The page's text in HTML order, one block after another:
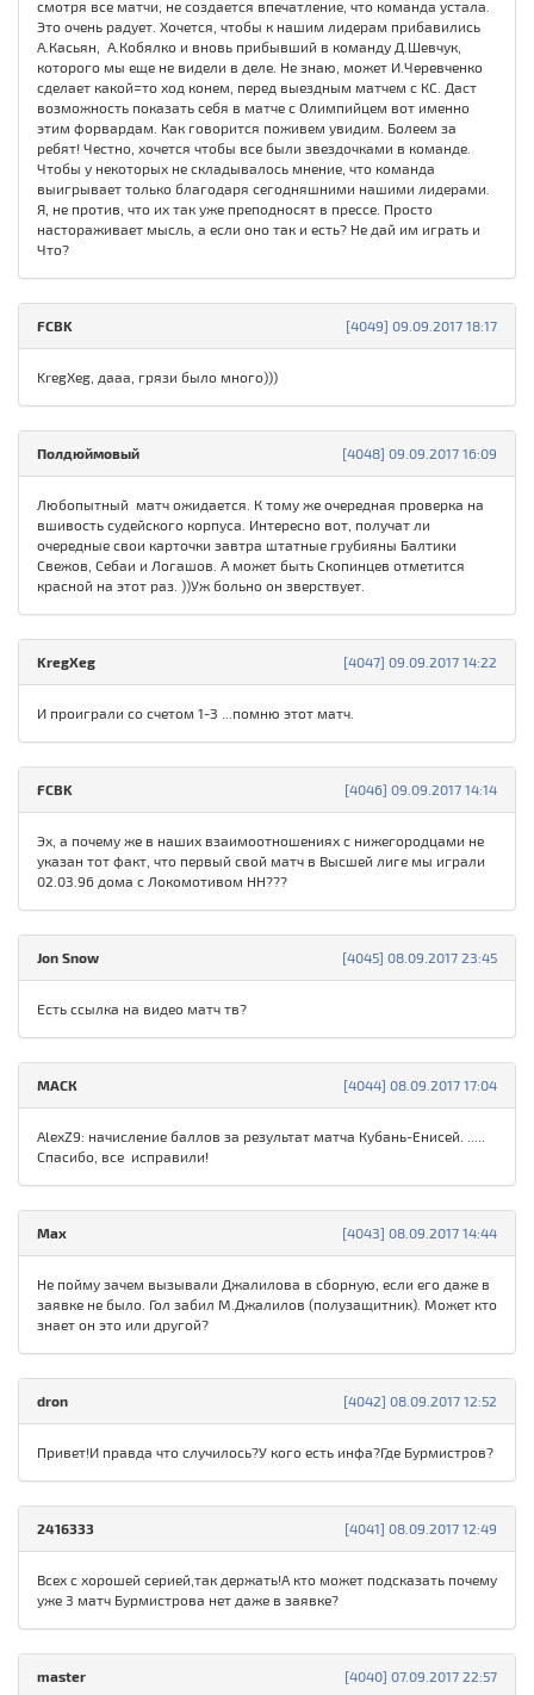
смотря все матчи, не создается впечатление, что команда устала.
Это очень радует. Хочется, чтобы к нашим лидерам прибавились
А.Касьян, А.Кобялко и вновь прибывший в команду Д.Шевчук,
которого мы еще не видели в деле. Не знаю, может И.Черевченко
сделает какой=то ход конем, перед выездным матчем с КС. Даст
возможность показать себя в матче с Олимпийцем вот именно
этим форвардам. Как говорится поживем увидим. Болеем за
ребят! Честно, хочется чтобы все были звездочками в команде.
Чтобы у некоторых не складывалось мнение, что команда
выигрывает только благодаря сегодняшними нашими лидерами.
Я, не против, что их так уже преподносят в прессе. Просто
настораживает мысль, а если оно так и есть? Не дай им играть и
Что?
[4049] 09.09.2017 18:17
FCBK
KregXeg, дааа, грязи было много)))
[4048] 09.09.2017 16:09
Полдюймовый
Любопытный матч ожидается. К тому же очередная проверка на
вшивость судейского корпуса. Интересно вот, получат ли
очередные свои карточки завтра штатные грубияны Балтики
Свежов, Себаи и Логашов. А может быть Скопинцев отметится
красной на этот раз. ))Уж больно он зверствует.
[4047] 09.09.2017 14:22
KregXeg
И проиграли со счетом 1-3 ...помню этот матч.
[4046] 09.09.2017 14:14
FCBK
Эх, а почему же в наших взаимоотношениях с нижегородцами не
указан тот факт, что первый свой матч в Высшей лиге мы играли
02.03.96 дома с Локомотивом НН???
[4045] 08.09.2017 23:45
Jon Snow
Есть ссылка на видео матч тв?
[4044] 08.09.2017 17:04
МАСК
AlexZ9: начисление баллов за результат матча Кубань-Енисей. .....
Спасибо, все исправили!
[4043] 08.09.2017 14:44
Max
Не пойму зачем вызывали Джалилова в сборную, если его даже в
заявке не было. Гол забил М.Джалилов (полузащитник). Может кто
знает он это или другой?
[4042] 08.09.2017 12:52
dron
Привет!И правда что случилось?У кого есть инфа?Где Бурмистров?
[4041] 08.09.2017 12:49
2416333
Всех с хорошей серией,так держать!А кто может подсказать почему
уже 3 матч Бурмистрова нет даже в заявке?
[4040] 07.09.2017 22:57
master